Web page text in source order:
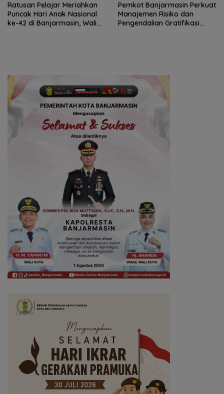
Ratusan Pelajar Meriahkan
Puncak Hari Anak Nasional
ke-42 di Banjarmasin, Wali
Pemkot Banjarmasin Perkuat
Manajemen Risiko dan
Pengendalian Gratifikasi